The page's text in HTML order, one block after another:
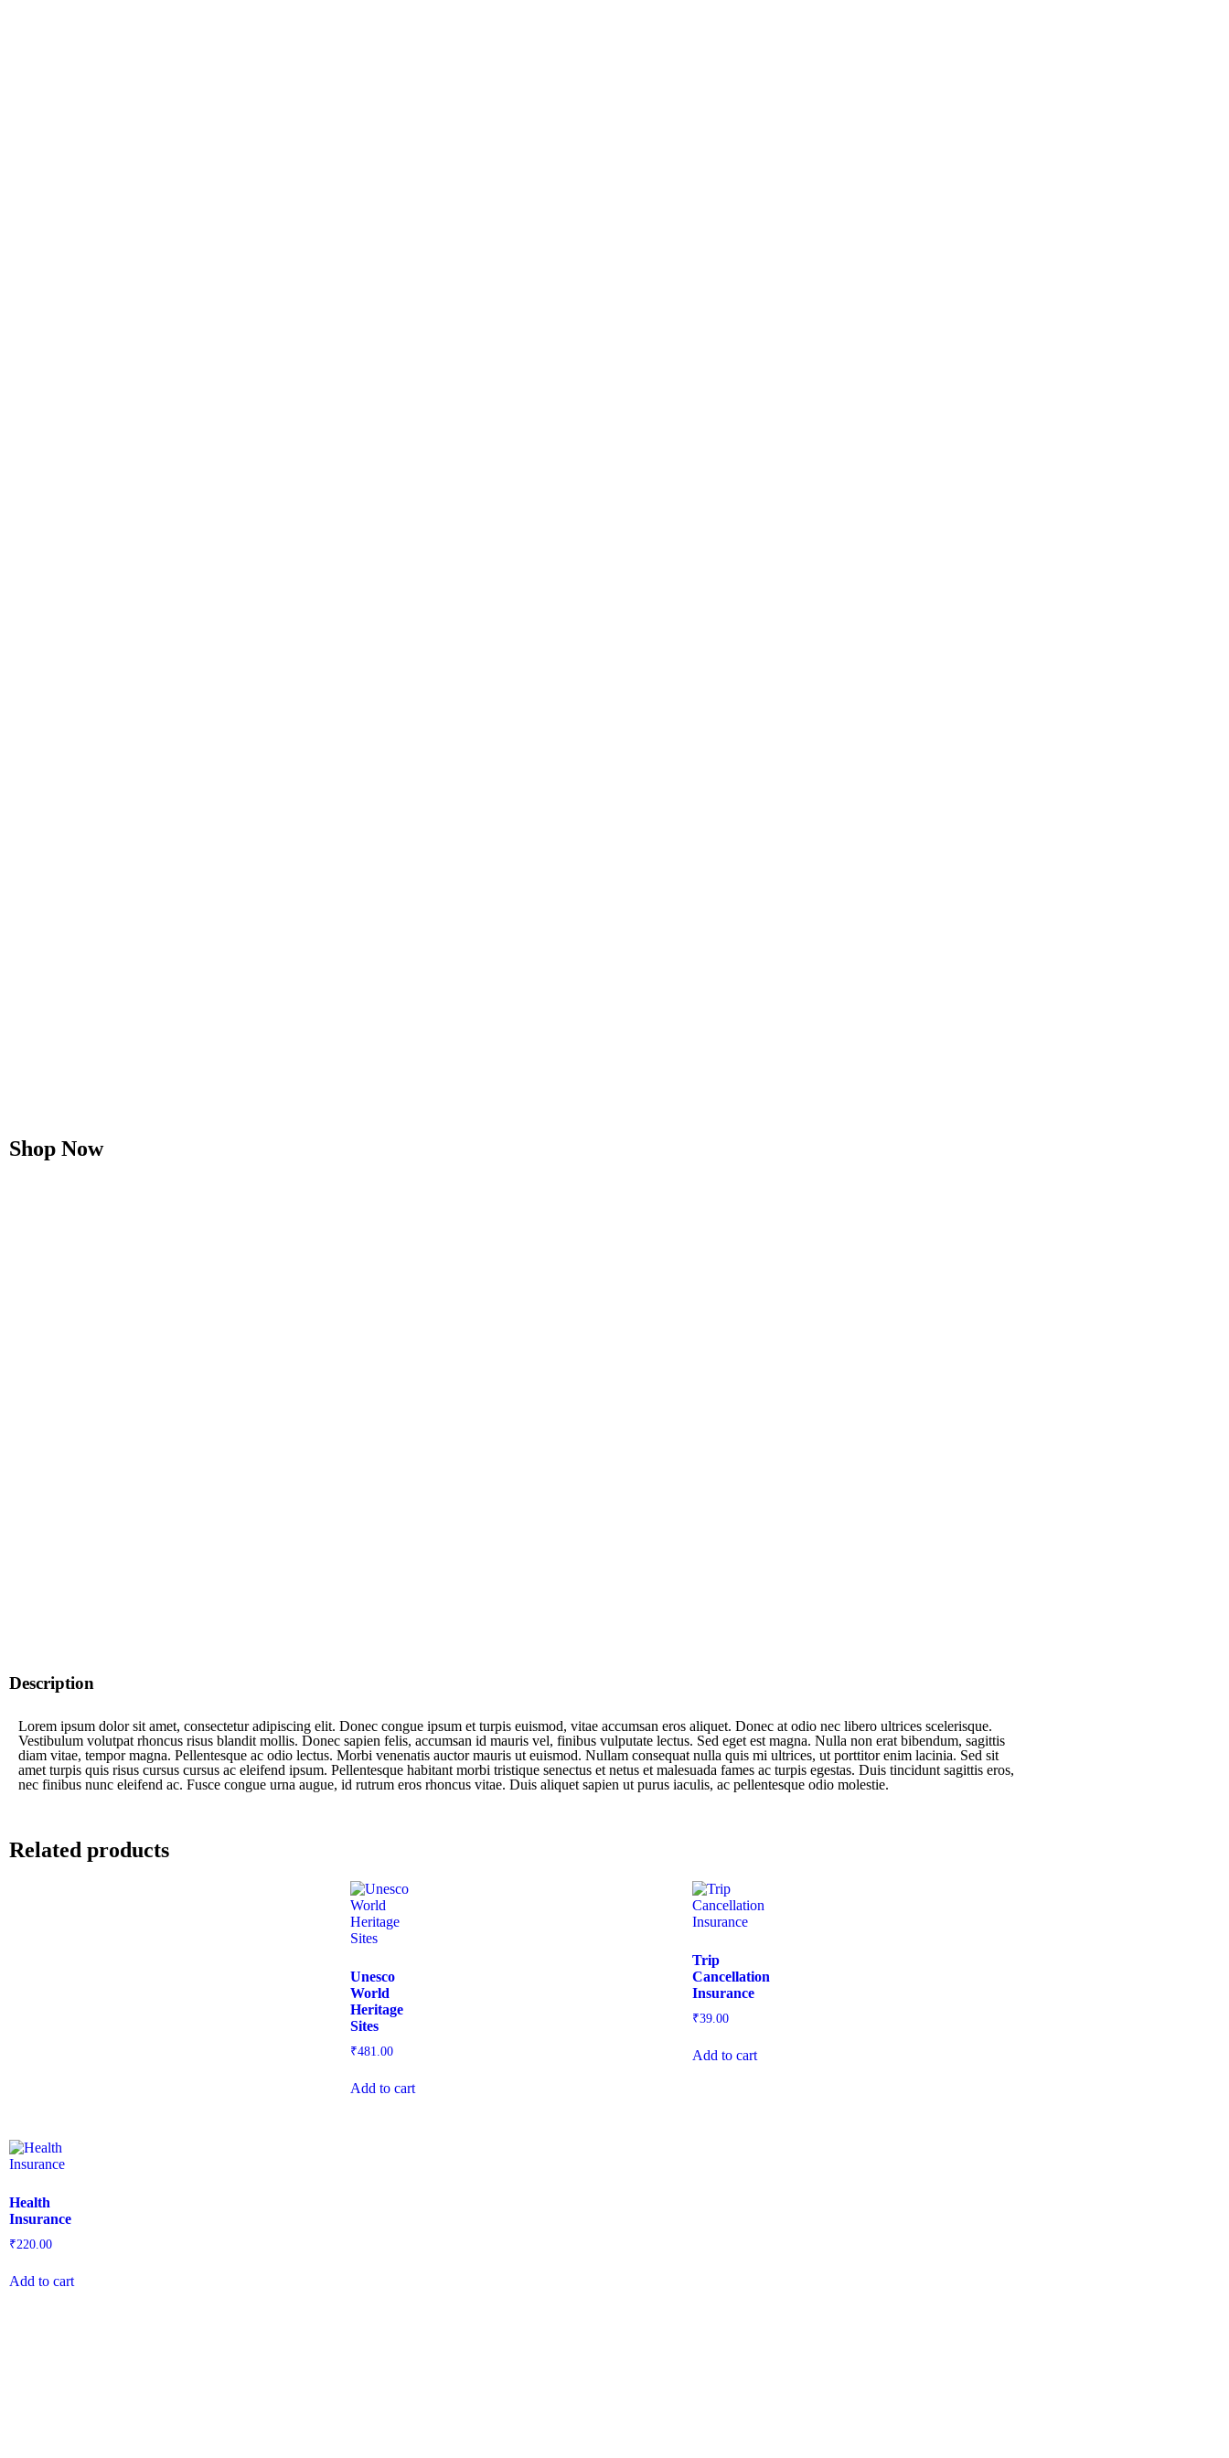
Shop Now
Description
Lorem ipsum dolor sit amet, consectetur adipiscing elit. Donec congue ipsum et turpis euismod, vitae accumsan eros aliquet. Donec at odio nec libero ultrices scelerisque.
Vestibulum volutpat rhoncus risus blandit mollis. Donec sapien felis, accumsan id mauris vel, finibus vulputate lectus. Sed eget est magna. Nulla non erat bibendum, sagittis
diam vitae, tempor magna. Pellentesque ac odio lectus. Morbi venenatis auctor mauris ut euismod. Nullam consequat nulla quis mi ultrices, ut porttitor enim lacinia. Sed sit
amet turpis quis risus cursus cursus ac eleifend ipsum. Pellentesque habitant morbi tristique senectus et netus et malesuada fames ac turpis egestas. Duis tincidunt sagittis eros,
nec finibus nunc eleifend ac. Fusce congue urna augue, id rutrum eros rhoncus vitae. Duis aliquet sapien ut purus iaculis, ac pellentesque odio molestie.
Related products
Unesco
World
Heritage
Sites
₹481.00
Add to cart
Trip
Cancellation
Insurance
₹39.00
Add to cart
Health
Insurance
₹220.00
Add to cart